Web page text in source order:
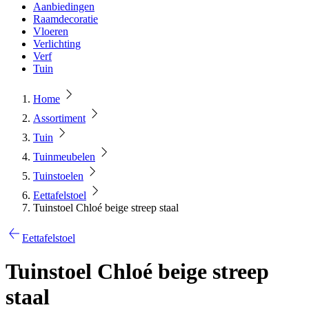
Aanbiedingen
Raamdecoratie
Vloeren
Verlichting
Verf
Tuin
Home
Assortiment
Tuin
Tuinmeubelen
Tuinstoelen
Eettafelstoel
Tuinstoel Chloé beige streep staal
Eettafelstoel
Tuinstoel Chloé beige streep
staal